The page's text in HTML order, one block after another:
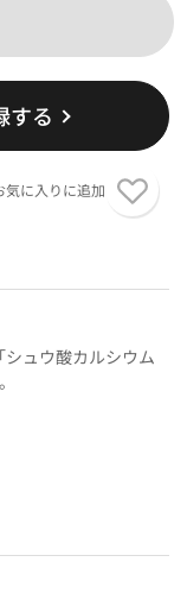
する
気に入りに追加
シュウ酸カルシウム